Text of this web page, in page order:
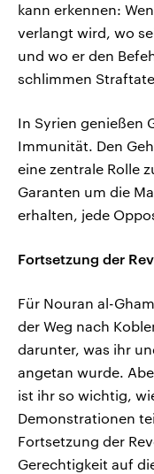
kann erkennen:
verlangt wird, wo
und wo er den
schlimmen
In Syrien genießen
Immunität. Den
eine zentrale Rolle
Garanten um die
erhalten, jede
Fortsetzung der
Für Nouran al-
der Weg nach
darunter, was ihr
angetan wurde.
ist ihr so wichtig,
Demonstrationen
Fortsetzung der
Gerechtigkeit auf